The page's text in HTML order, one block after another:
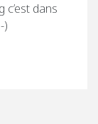
dans
)